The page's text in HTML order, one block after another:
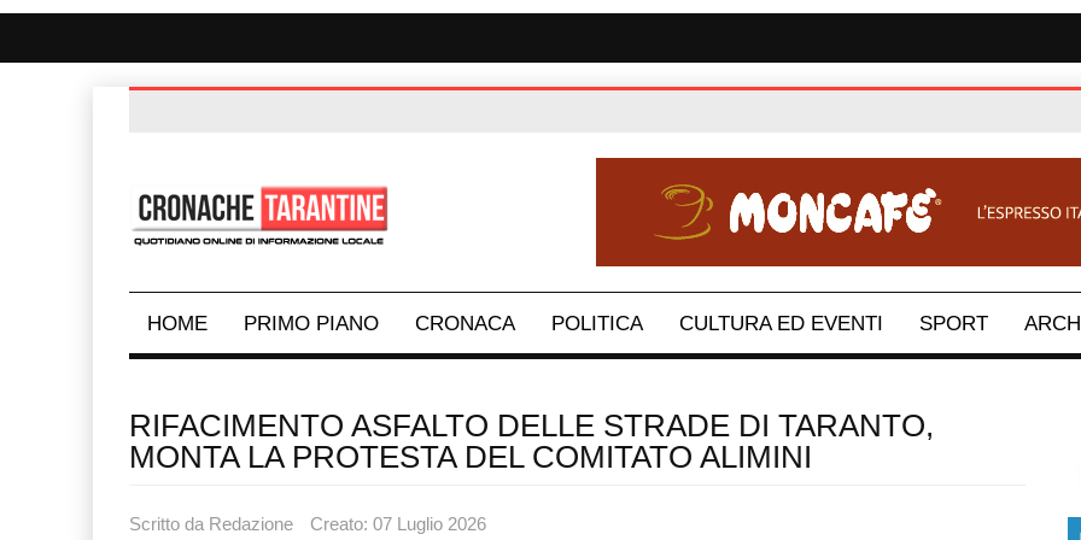
HOME PRIMO PIANO CRONACA POLITICA CULTURA ED EVENTI SPORT
RIFACIMENTO ASFALTO DELLE STRADE DI TARANTO,
MONTA LA PROTESTA DEL COMITATO ALIMINI
Scritto da Redazione Creato: 07 Luglio 2026